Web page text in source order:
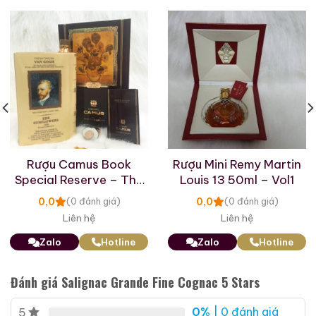
Oak 1997
700ml / 43%
0,0 (0 đánh giá)
28.680.000₫
Zalo Hotline
Oak 1996
700ml / 43%
0,0 (0 đánh giá)
28.880.000
Zalo Hotline
Giới Thiệu Một Số Mẫu Rượu Brandy
Rượu Camus Book
Special Reserve – The
Sunflowers
0,0 (0 đánh giá)
Liên hệ
Zalo Hotline
Rượu Mini Remy Martin
Louis 13 50ml – Vol1
0,0 (0 đánh giá)
Liên hệ
Zalo Hotline
Đánh giá Salignac Grande Fine Cognac 5 Stars
5 0% | 0 đánh giá